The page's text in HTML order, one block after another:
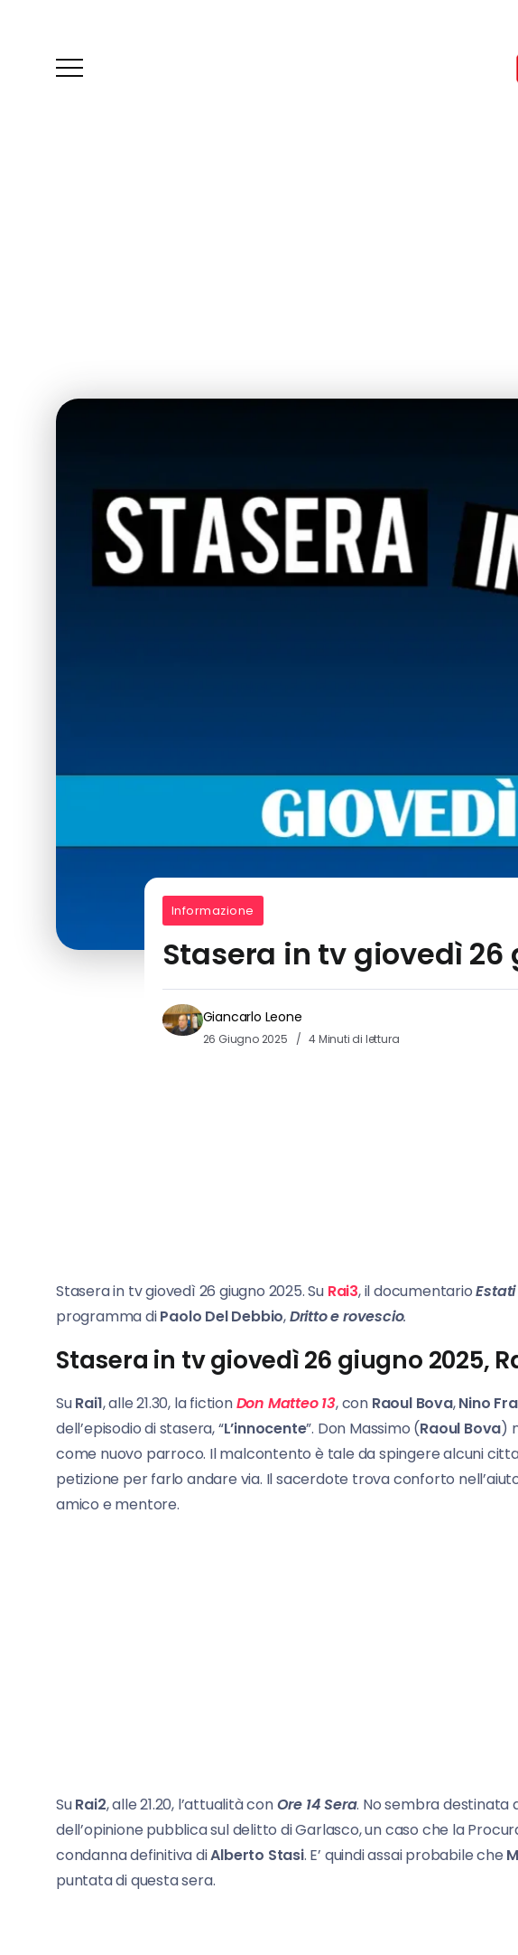
Informazione
Stasera in tv giovedì
Giancarlo Leone
26 Giugno 2025 4 Minuti di lettura
Stasera in tv giovedì 26 giugno 2025. Su Rai3, il documentario
programma diPaolo Del Debbio,Dritto e rovescio.
Stasera in tv giovedì 26 giugno 2025,
SuRai1, alle 21.30, la fictionDon Matteo 13, con Raoul Bova,Nino
dell’episodio di stasera, “L’innocente”. Don Massimo (Raoul Bova)
come nuovo parroco. Il malcontento è tale da spingere alcuni
petizione per farlo andare via. Il sacerdote trova conforto
amico e mentore.
SuRai2, alle 21.20, l’attualità conOre 14 Sera. No sembra destinata
dell’opinione pubblica sul delitto di Garlasco, un caso che la
condanna definitiva diAlberto Stasi. E’ quindi assai probabile che
puntata di questa sera.